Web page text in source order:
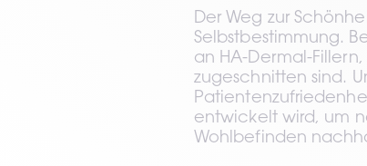
Der Weg zur
Selbstbestimmung.
an HA-Dermal-
zugeschnitten sind.
entwickelt wird, um
Wohlbefinden